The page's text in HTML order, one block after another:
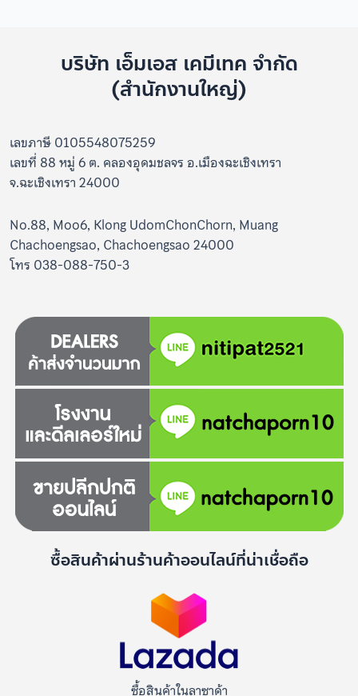
บริษัท เอ็มเอส เคมีเทค จำกัด
(สำนักงานใหญ่)
เลขภาษี 0105548075259
เลขที่ 88 หมู่ 6 ต. คลองอุดมชลจร อ.เมืองฉะเชิงเทรา
จ.ฉะเชิงเทรา 24000
No.88, Moo6, Klong UdomChonChorn, Muang
Chachoengsao, Chachoengsao 24000
โทร 038-088-750-3
ซื้อสินค้าผ่านร้านค้าออนไลน์ที่น่าเชื่อถือ
ซื้อสินค้าในลาซาด้า